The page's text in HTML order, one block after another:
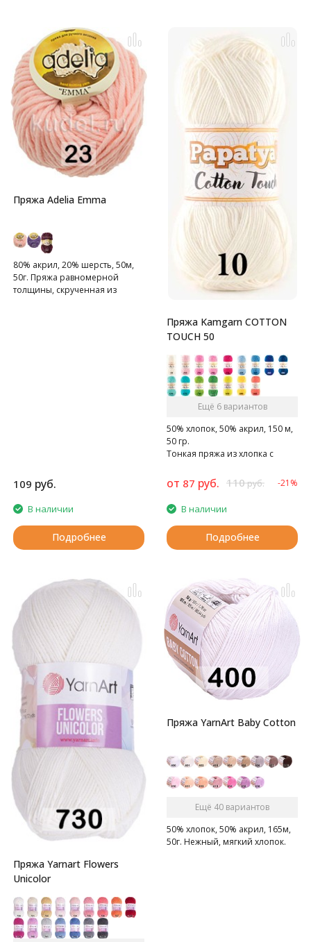
Пряжа Adelia Emma
80% акрил, 20% шерсть, 50м,
50г. Пряжа равномерной
толщины, скрученная из
109 руб.
В наличии
Подробнее
Пряжа Kamgarn COTTON
TOUCH 50
Ещё 6 вариантов
50% хлопок, 50% акрил, 150 м,
50 гр.
Тонкая пряжа из хлопка с
от 87 руб. 110руб. -21%
В наличии
Подробнее
Пряжа Yarnart Flowers
Unicolor
Пряжа YarnArt Baby Cotton
Ещё 40 вариантов
50% хлопок, 50% акрил, 165м,
50г. Нежный, мягкий хлопок.